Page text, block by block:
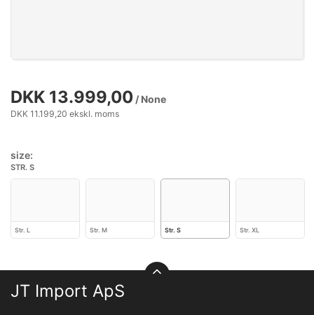
DKK 13.999,00 / None
DKK 11.199,20 ekskl. moms
size:
STR. S
Str. L Str. M Str. S Str. XL
JT Import ApS